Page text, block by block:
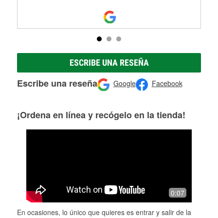
ESCRIBE UNA RESEÑA
Escribe una reseña Google Facebook
¡Ordena en línea y recógelo en la tienda!
0:07
En ocasiones, lo único que quieres es entrar y salir de la